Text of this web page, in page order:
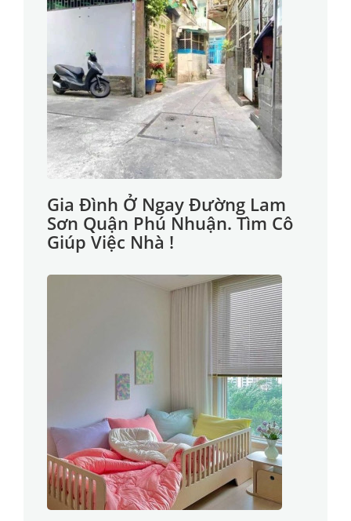
Gia Đình Ở Ngay Đường Lam
Sơn Quận Phú Nhuận. Tìm Cô
Giúp Việc Nhà !